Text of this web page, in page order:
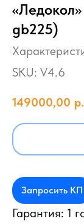
gb225)
SKU: V4.6
149000,00 р.
Запросить КП
Гарантия: 1